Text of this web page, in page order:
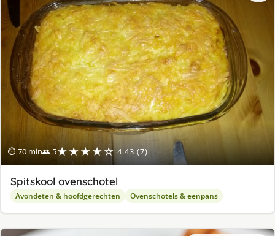
⏱ 70 min👥 5★★★★☆ 4.43 (7)
Spitskool ovenschotel
Avondeten & hoofdgerechten Ovenschotels & eenpans